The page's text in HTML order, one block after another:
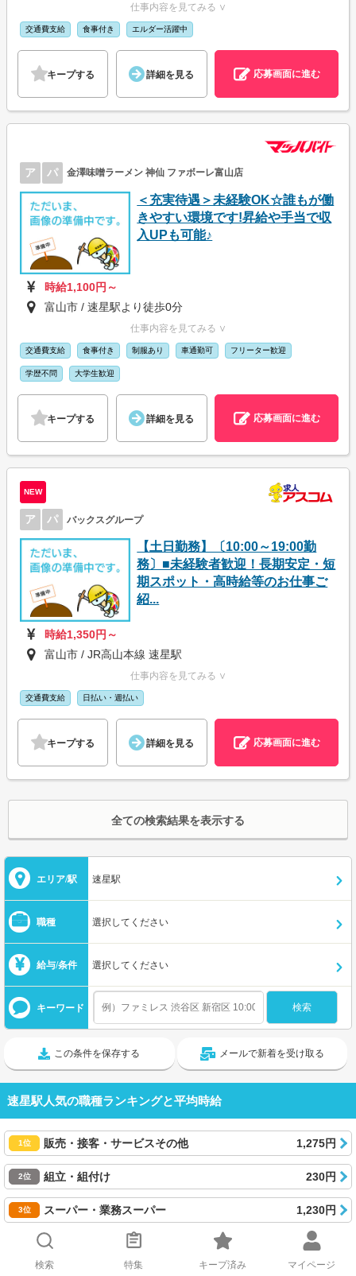
仕事内容を見てみる ∨
交通費支給 食事付き エルダー活躍中
キープする 詳細を見る 応募画面に進む
ア パ 金澤味噌ラーメン 神仙 ファボーレ富山店
＜充実待遇＞未経験OK☆誰もが働
きやすい環境です!昇給や手当で収
入UPも可能♪
時給1,100円～
富山市 / 速星駅より徒歩0分
仕事内容を見てみる ∨
交通費支給 食事付き 制服あり 車通勤可 フリーター歓迎
学歴不問 大学生歓迎
キープする 詳細を見る 応募画面に進む
NEW
ア パ バックスグループ
【土日勤務】〔10:00～19:00勤
務〕■未経験者歓迎！長期安定・短
期スポット・高時給等のお仕事ご
紹...
時給1,350円～
富山市 / JR高山本線 速星駅
仕事内容を見てみる ∨
交通費支給 日払い・週払い
キープする 詳細を見る 応募画面に進む
全ての検索結果を表示する
エリア/駅 速星駅
職種 選択してください
給与/条件 選択してください
キーワード
この条件を保存する メールで新着を受け取る
速星駅人気の職種ランキングと平均時給
1位 販売・接客・サービスその他 1,275円
2位 組立・組付け 230円
3位 スーパー・業務スーパー 1,230円
2025年9月4日~2026年8月6日
検索 特集 キープ済み マイページ